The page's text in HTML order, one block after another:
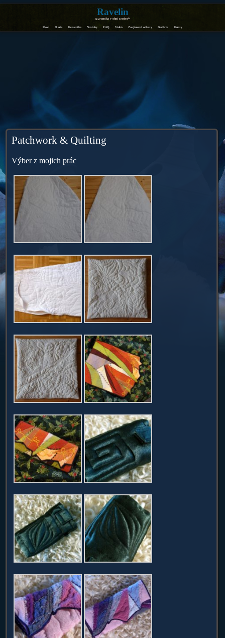
Ravelin
Keramika v ohni zrodená
Úvod O nás Keramika Novinky FAQ Videá Zaujímavé odkazy Galéria Kurzy
Patchwork & Quilting
Výber z mojich prác